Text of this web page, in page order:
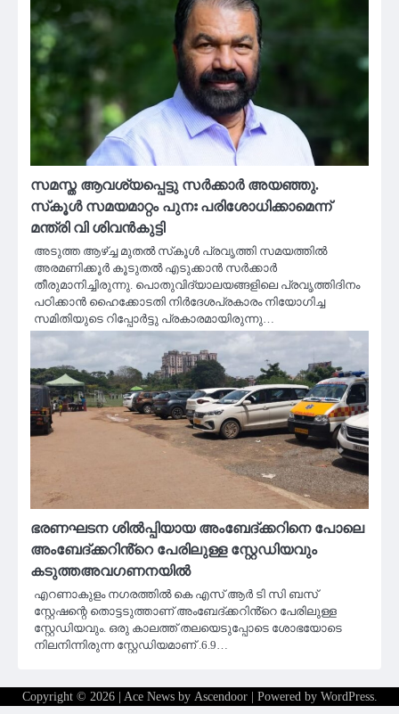
സമസ്ത ആവശ്യപ്പെട്ടു സര്‍ക്കാര്‍ അയഞ്ഞു.
സ്‌കൂള്‍ സമയമാറ്റം പുനഃ പരിശോധിക്കാമെന്ന്
മന്ത്രി വി ശിവന്‍കുട്ടി
അടുത്ത ആഴ്ച്ച മുതല്‍ സ്‌കൂള്‍ പ്രവൃത്തി സമയത്തില്‍
അരമണിക്കൂര്‍ കൂടുതല്‍ എടുക്കാന്‍ സര്‍ക്കാര്‍
തീരുമാനിച്ചിരുന്നു. പൊതുവിദ്യാലയങ്ങളിലെ പ്രവൃത്തിദിനം
പഠിക്കാന്‍ ഹൈക്കോടതി നിര്‍ദേശപ്രകാരം നിയോഗിച്ച
സമിതിയുടെ റിപ്പോര്‍ട്ടു പ്രകാരമായിരുന്നു…
ഭരണഘടന ശിൽപ്പിയായ അംബേദ്ക്കറിനെ പോലെ
അംബേദ്ക്കറിൻ്റെ പേരിലുള്ള സ്റ്റേഡിയവും
കടുത്തഅവഗണനയിൽ
എറണാകുളം നഗരത്തിൽ കെ എസ് ആർ ടി സി ബസ്
സ്റ്റേഷന്റെ തൊട്ടടുത്താണ് അംബേദ്ക്കറിൻ്റെ പേരിലുള്ള
സ്റ്റേഡിയവും. ഒരു കാലത്ത് തലയെടുപ്പോടെ ശോഭയോടെ
നിലനിന്നിരുന്ന സ്റ്റേഡിയമാണ് .6.9…
Copyright © 2026 | Ace News by Ascendoor| Powered by WordPress.